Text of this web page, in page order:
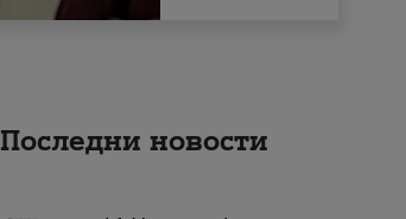
Последни новости